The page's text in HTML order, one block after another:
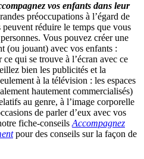
vos enfants dans leur
préoccupations à l’égard de
peuvent réduire le temps que vous
Vous pouvez créer une
(ou jouant) avec vos enfants :
qui se trouve à l’écran avec ce
bien les publicités et la
à la télévision : les espaces
hautement commercialisés)
au genre, à l’image corporelle
de parler d’eux avec vos
fiche-conseils Accompagnez
pour des conseils sur la façon de